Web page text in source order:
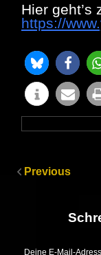
Hier geht’s
https://
Previous
Deine E-Mail-